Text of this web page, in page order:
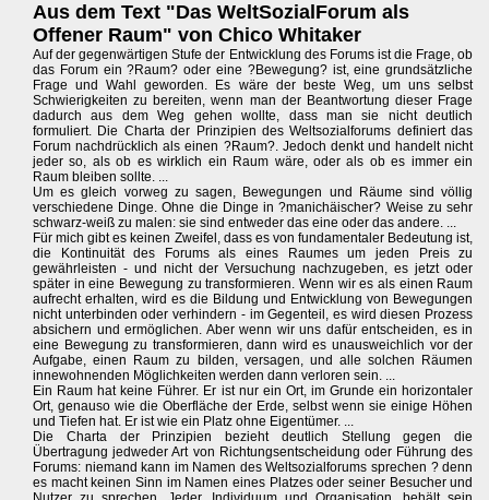
Aus dem Text "Das WeltSozialForum als
Offener Raum" von Chico Whitaker
Auf der gegenwärtigen Stufe der Entwicklung des Forums ist die Frage, ob
das Forum ein ?Raum? oder eine ?Bewegung? ist, eine grundsätzliche
Frage und Wahl geworden. Es wäre der beste Weg, um uns selbst
Schwierigkeiten zu bereiten, wenn man der Beantwortung dieser Frage
dadurch aus dem Weg gehen wollte, dass man sie nicht deutlich
formuliert. Die Charta der Prinzipien des Weltsozialforums definiert das
Forum nachdrücklich als einen ?Raum?. Jedoch denkt und handelt nicht
jeder so, als ob es wirklich ein Raum wäre, oder als ob es immer ein
Raum bleiben sollte. ...
Um es gleich vorweg zu sagen, Bewegungen und Räume sind völlig
verschiedene Dinge. Ohne die Dinge in ?manichäischer? Weise zu sehr
schwarz-weiß zu malen: sie sind entweder das eine oder das andere. ...
Für mich gibt es keinen Zweifel, dass es von fundamentaler Bedeutung ist,
die Kontinuität des Forums als eines Raumes um jeden Preis zu
gewährleisten - und nicht der Versuchung nachzugeben, es jetzt oder
später in eine Bewegung zu transformieren. Wenn wir es als einen Raum
aufrecht erhalten, wird es die Bildung und Entwicklung von Bewegungen
nicht unterbinden oder verhindern - im Gegenteil, es wird diesen Prozess
absichern und ermöglichen. Aber wenn wir uns dafür entscheiden, es in
eine Bewegung zu transformieren, dann wird es unausweichlich vor der
Aufgabe, einen Raum zu bilden, versagen, und alle solchen Räumen
innewohnenden Möglichkeiten werden dann verloren sein. ...
Ein Raum hat keine Führer. Er ist nur ein Ort, im Grunde ein horizontaler
Ort, genauso wie die Oberfläche der Erde, selbst wenn sie einige Höhen
und Tiefen hat. Er ist wie ein Platz ohne Eigentümer. ...
Die Charta der Prinzipien bezieht deutlich Stellung gegen die
Übertragung jedweder Art von Richtungsentscheidung oder Führung des
Forums: niemand kann im Namen des Weltsozialforums sprechen ? denn
es macht keinen Sinn im Namen eines Platzes oder seiner Besucher und